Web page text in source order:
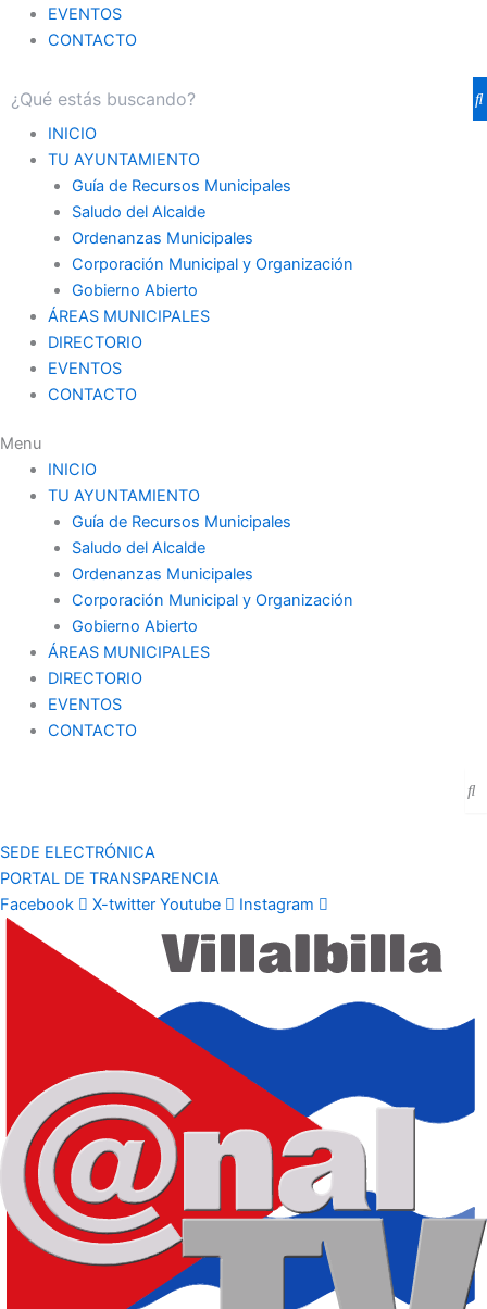
EVENTOS
CONTACTO
INICIO
TU AYUNTAMIENTO
Guía de Recursos Municipales
Saludo del Alcalde
Ordenanzas Municipales
Corporación Municipal y Organización
Gobierno Abierto
ÁREAS MUNICIPALES
DIRECTORIO
EVENTOS
CONTACTO
Menu
INICIO
TU AYUNTAMIENTO
Guía de Recursos Municipales
Saludo del Alcalde
Ordenanzas Municipales
Corporación Municipal y Organización
Gobierno Abierto
ÁREAS MUNICIPALES
DIRECTORIO
EVENTOS
CONTACTO
SEDE ELECTRÓNICA
PORTAL DE TRANSPARENCIA
Facebook
X-twitter Youtube Instagram